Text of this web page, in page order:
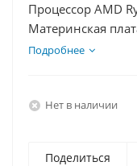
Процессор AMD
Материнская
GTX 1630 4Гб,
Подробнее
Нет в наличии
Поделиться